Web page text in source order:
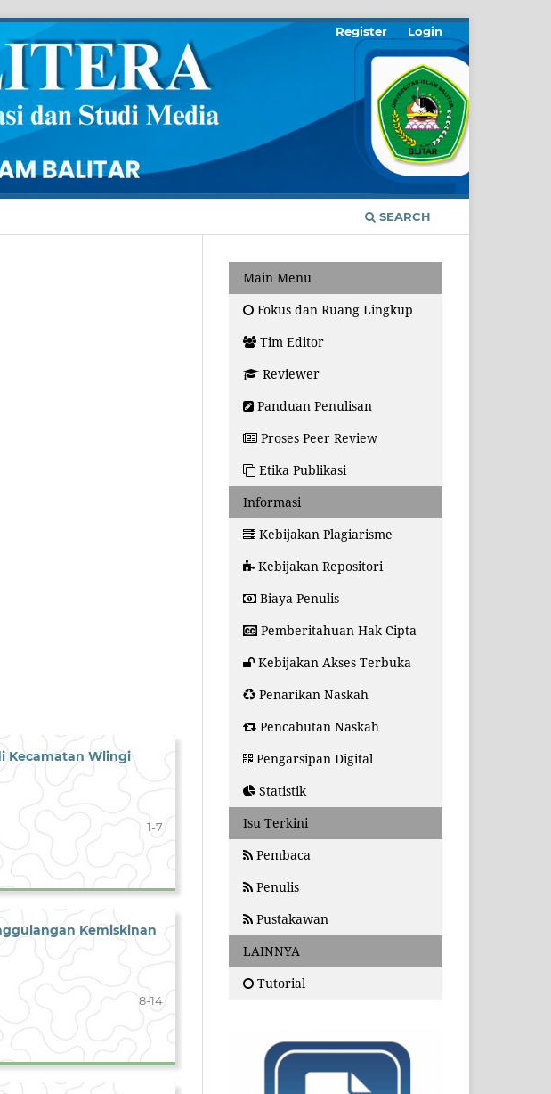
SEARCH
Register Login
Kecamatan Wlingi
1-7
Kemiskinan
8-14
Main Menu
Fokus dan Ruang Lingkup
Tim Editor
Reviewer
Panduan Penulisan
Proses Peer Review
Etika Publikasi
Informasi
Kebijakan Plagiarisme
Kebijakan Repositori
Biaya Penulis
Pemberitahuan Hak Cipta
Kebijakan Akses Terbuka
Penarikan Naskah
Pencabutan Naskah
Pengarsipan Digital
Statistik
Isu Terkini
Pembaca
Penulis
Pustakawan
LAINNYA
Tutorial